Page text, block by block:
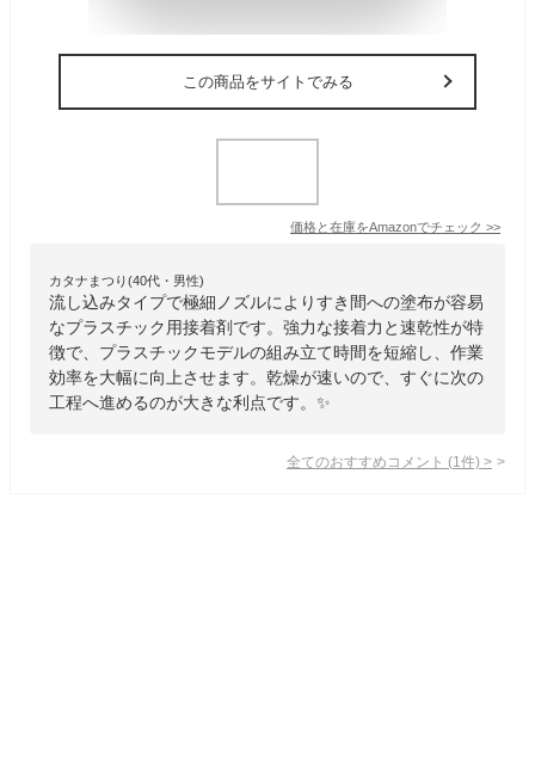
この商品をサイトでみる
価格と在庫をAmazonでチェック >>
カタナまつり(40代・男性)
流し込みタイプで極細ノズルによりすき間への塗布が容易
なプラスチック用接着剤です。強力な接着力と速乾性が特
徴で、プラスチックモデルの組み立て時間を短縮し、作業
効率を大幅に向上させます。乾燥が速いので、すぐに次の
工程へ進めるのが大きな利点です。✨
全てのおすすめコメント (1 件) >